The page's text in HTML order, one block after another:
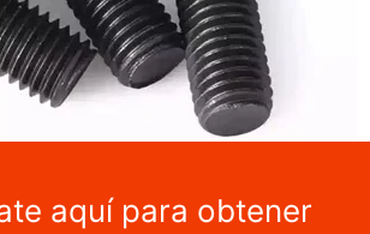
aquí para obtener